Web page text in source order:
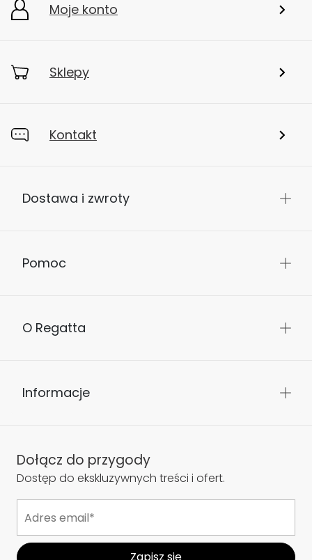
Moje konto
Sklepy
Kontakt
Dostawa i zwroty
Pomoc
O Regatta
Informacje
Dołącz do przygody
Dostęp do ekskluzywnych treści i ofert.